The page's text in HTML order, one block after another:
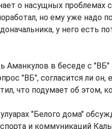
о насущных проблемах
но ему уже надо
у него есть
Аманкулов в беседе с "ВБ"
"ВБ", согласится ли он,
что подумает об этом,
"Белого дома"
и коммуникаций